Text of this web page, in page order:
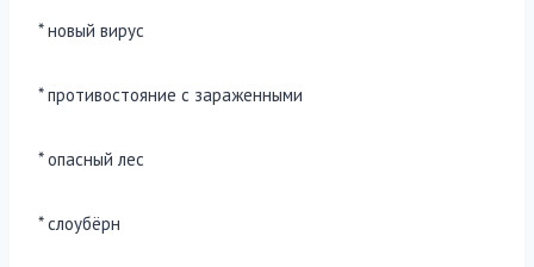
* новый вирус
* противостояние с зараженными
* опасный лес
* слоубёрн